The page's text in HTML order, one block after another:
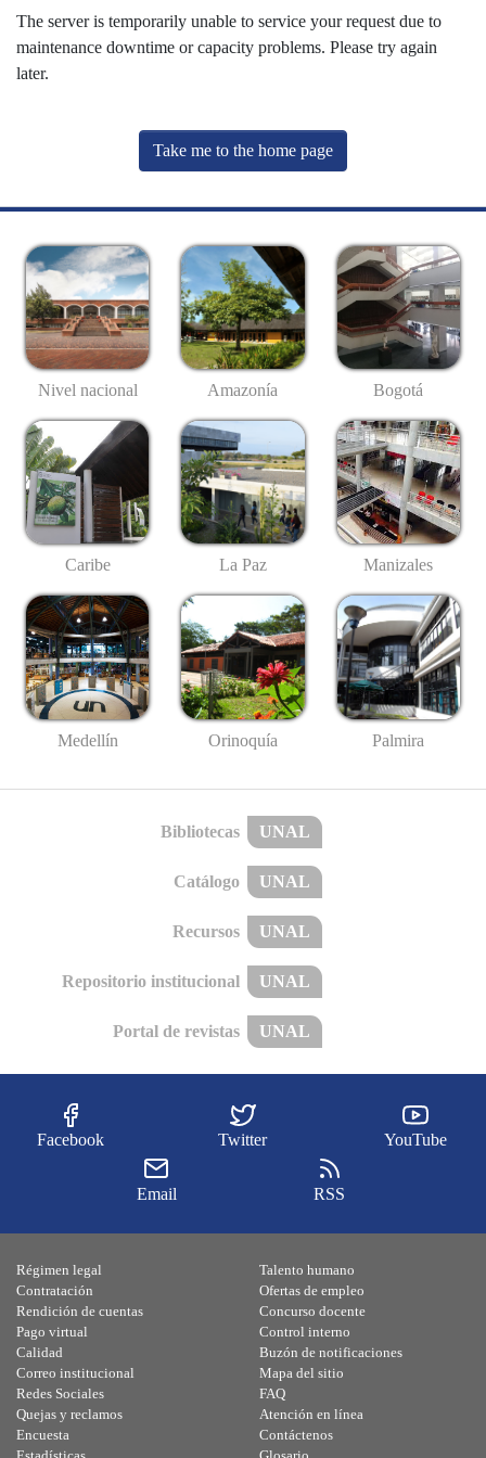
The server is temporarily unable to service your request due to
maintenance downtime or capacity problems. Please try again
later.
Take me to the home page
Nivel nacional Amazonía Bogotá
Caribe La Paz Manizales
Medellín Orinoquía Palmira
Bibliotecas UNAL
Catálogo UNAL
Recursos UNAL
Repositorio institucional UNAL
Portal de revistas UNAL
Facebook Twitter YouTube
Email RSS
Régimen legal
Contratación
Rendición de cuentas
Pago virtual
Calidad
Talento humano
Ofertas de empleo
Concurso docente
Control interno
Buzón de notificaciones
Correo institucional
Redes Sociales
Quejas y reclamos
Encuesta
Mapa del sitio
FAQ
Atención en línea
Contáctenos